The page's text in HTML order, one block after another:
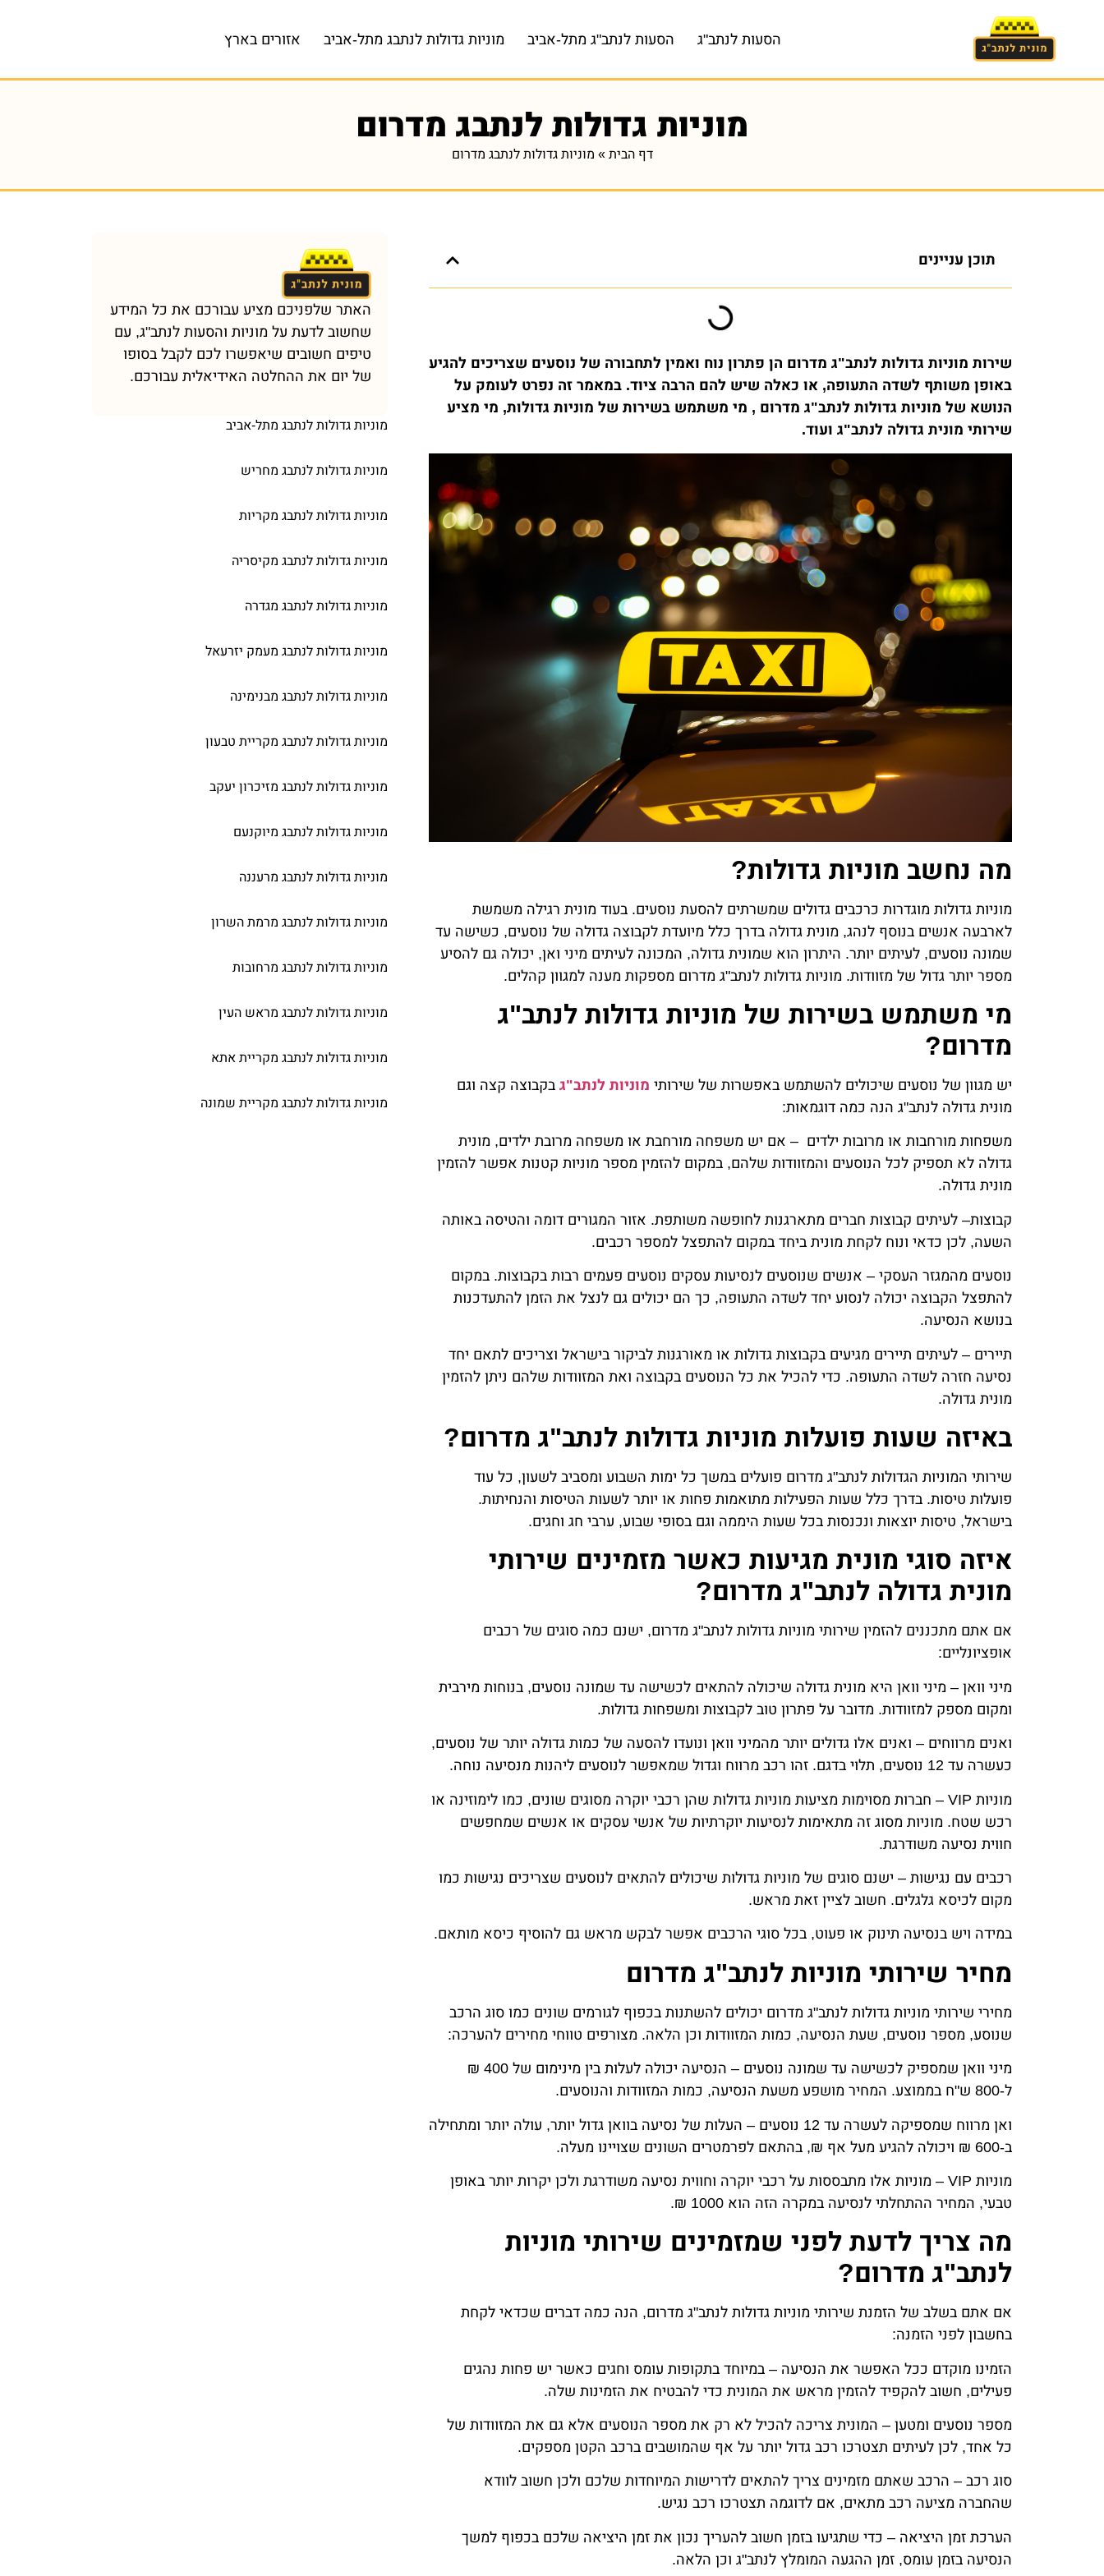
הסעות לנתב"ג הסעות לנתב"ג מתל-אביב מוניות גדולות לנתבג מתל-אביב אזורים בארץ
מוניות גדולות לנתבג מדרום
דף הבית » מוניות גדולות לנתבג מדרום
תוכן עניינים
שירות מוניות גדולות לנתב"ג מדרום הן פתרון נוח ואמין לתחבורה של נוסעים שצריכים להגיע
באופן משותף לשדה התעופה, או כאלה שיש להם הרבה ציוד. במאמר זה נפרט לעומק על
הנושא של מוניות גדולות לנתב"ג מדרום , מי משתמש בשירות של מוניות גדולות, מי מציע
שירותי מונית גדולה לנתב"ג ועוד.
מה נחשב מוניות גדולות?
מוניות גדולות מוגדרות כרכבים גדולים שמשרתים להסעת נוסעים. בעוד מונית רגילה משמשת
לארבעה אנשים בנוסף לנהג, מונית גדולה בדרך כלל מיועדת לקבוצה גדולה של נוסעים, כשישה עד
שמונה נוסעים, לעיתים יותר. היתרון הוא שמונית גדולה, המכונה לעיתים מיני ואן, יכולה גם להסיע
מספר יותר גדול של מזוודות. מוניות גדולות לנתב"ג מדרום מספקות מענה למגוון קהלים.
מי משתמש בשירות של מוניות גדולות לנתב"ג
מדרום?
יש מגוון של נוסעים שיכולים להשתמש באפשרות של שירותי מוניות לנתב"ג בקבוצה קצה וגם
מונית גדולה לנתב"ג הנה כמה דוגמאות:
משפחות מורחבות או מרובות ילדים – אם יש משפחה מורחבת או משפחה מרובת ילדים, מונית
גדולה לא תספיק לכל הנוסעים והמזוודות שלהם, במקום להזמין מספר מוניות קטנות אפשר להזמין
מונית גדולה.
קבוצות– לעיתים קבוצות חברים מתארגנות לחופשה משותפת. אזור המגורים דומה והטיסה באותה
השעה, לכן כדאי ונוח לקחת מונית ביחד במקום להתפצל למספר רכבים.
נוסעים מהמגזר העסקי – אנשים שנוסעים לנסיעות עסקים נוסעים פעמים רבות בקבוצות. במקום
להתפצל הקבוצה יכולה לנסוע יחד לשדה התעופה, כך הם יכולים גם לנצל את הזמן להתעדכנות
בנושא הנסיעה.
תיירים – לעיתים תיירים מגיעים בקבוצות גדולות או מאורגנות לביקור בישראל וצריכים לתאם יחד
נסיעה חזרה לשדה התעופה. כדי להכיל את כל הנוסעים בקבוצה ואת המזוודות שלהם ניתן להזמין
מונית גדולה.
באיזה שעות פועלות מוניות גדולות לנתב"ג מדרום?
שירותי המוניות הגדולות לנתב"ג מדרום פועלים במשך כל ימות השבוע ומסביב לשעון, כל עוד
פועלות טיסות. בדרך כלל שעות הפעילות מתואמות פחות או יותר לשעות הטיסות והנחיתות.
בישראל, טיסות יוצאות ונכנסות בכל שעות היממה וגם בסופי שבוע, ערבי חג וחגים.
איזה סוגי מונית מגיעות כאשר מזמינים שירותי
מונית גדולה לנתב"ג מדרום?
אם אתם מתכננים להזמין שירותי מוניות גדולות לנתב"ג מדרום, ישנם כמה סוגים של רכבים
אופציונליים:
מיני וואן – מיני וואן היא מונית גדולה שיכולה להתאים לכשישה עד שמונה נוסעים, בנוחות מירבית
ומקום מספק למזוודות. מדובר על פתרון טוב לקבוצות ומשפחות גדולות.
ואנים מרווחים – ואנים אלו גדולים יותר מהמיני וואן ונועדו להסעה של כמות גדולה יותר של נוסעים,
כעשרה עד 12 נוסעים, תלוי בדגם. זהו רכב מרווח וגדול שמאפשר לנוסעים ליהנות מנסיעה נוחה.
מוניות VIP – חברות מסוימות מציעות מוניות גדולות שהן רכבי יוקרה מסוגים שונים, כמו לימוזינה או
רכש שטח. מוניות מסוג זה מתאימות לנסיעות יוקרתיות של אנשי עסקים או אנשים שמחפשים
חווית נסיעה משודרגת.
רכבים עם נגישות – ישנם סוגים של מוניות גדולות שיכולים להתאים לנוסעים שצריכים נגישות כמו
מקום לכיסא גלגלים. חשוב לציין זאת מראש.
במידה ויש בנסיעה תינוק או פעוט, בכל סוגי הרכבים אפשר לבקש מראש גם להוסיף כיסא מותאם.
מחיר שירותי מוניות לנתב"ג מדרום
מחירי שירותי מוניות גדולות לנתב"ג מדרום יכולים להשתנות בכפוף לגורמים שונים כמו סוג הרכב
שנוסע, מספר נוסעים, שעת הנסיעה, כמות המזוודות וכן הלאה. מצורפים טווחי מחירים להערכה:
מיני וואן שמספיק לכשישה עד שמונה נוסעים – הנסיעה יכולה לעלות בין מינימום של 400 ₪
ל-800 ש"ח בממוצע. המחיר מושפע משעת הנסיעה, כמות המזוודות והנוסעים.
ואן מרווח שמספיקה לעשרה עד 12 נוסעים – העלות של נסיעה בוואן גדול יותר, עולה יותר ומתחילה
ב-600 ₪ ויכולה להגיע מעל אף ₪, בהתאם לפרמטרים השונים שצויינו מעלה.
מוניות VIP – מוניות אלו מתבססות על רכבי יוקרה וחווית נסיעה משודרגת ולכן יקרות יותר באופן
טבעי, המחיר ההתחלתי לנסיעה במקרה הזה הוא 1000 ₪.
מה צריך לדעת לפני שמזמינים שירותי מוניות
לנתב"ג מדרום?
אם אתם בשלב של הזמנת שירותי מוניות גדולות לנתב"ג מדרום, הנה כמה דברים שכדאי לקחת
בחשבון לפני הזמנה:
הזמינו מוקדם ככל האפשר את הנסיעה – במיוחד בתקופות עומס וחגים כאשר יש פחות נהגים
פעילים, חשוב להקפיד להזמין מראש את המונית כדי להבטיח את הזמינות שלה.
מספר נוסעים ומטען – המונית צריכה להכיל לא רק את מספר הנוסעים אלא גם את המזוודות של
כל אחד, לכן לעיתים תצטרכו רכב גדול יותר על אף שהמושבים ברכב הקטן מספקים.
סוג רכב – הרכב שאתם מזמינים צריך להתאים לדרישות המיוחדות שלכם ולכן חשוב לוודא
שהחברה מציעה רכב מתאים, אם לדוגמה תצטרכו רכב נגיש.
הערכת זמן היציאה – כדי שתגיעו בזמן חשוב להעריך נכון את זמן היציאה שלכם בכפוף למשך
הנסיעה בזמן עומס, זמן ההגעה המומלץ לנתב"ג וכן הלאה.
האתר שלפניכם מציע עבורכם את כל המידע
שחשוב לדעת על מוניות והסעות לנתב"ג, עם
טיפים חשובים שיאפשרו לכם לקבל בסופו
של יום את ההחלטה האידיאלית עבורכם.
מוניות גדולות לנתבג מתל-אביב
מוניות גדולות לנתבג מחריש
מוניות גדולות לנתבג מקריות
מוניות גדולות לנתבג מקיסריה
מוניות גדולות לנתבג מגדרה
מוניות גדולות לנתבג מעמק יזרעאל
מוניות גדולות לנתבג מבנימינה
מוניות גדולות לנתבג מקריית טבעון
מוניות גדולות לנתבג מזיכרון יעקב
מוניות גדולות לנתבג מיוקנעם
מוניות גדולות לנתבג מרעננה
מוניות גדולות לנתבג מרמת השרון
מוניות גדולות לנתבג מרחובות
מוניות גדולות לנתבג מראש העין
מוניות גדולות לנתבג מקריית אתא
מוניות גדולות לנתבג מקריית שמונה